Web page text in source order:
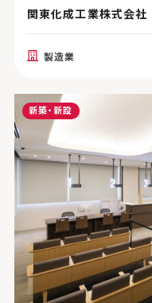
関東化成工業株式会社
製造業
新築・新設